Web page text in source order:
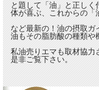
と題して「油」と正しく
体が喜ぶ、これからの「
など最新の！油の摂取ガ
油もその脂肪酸の種類や
私油売りエマも取材協力
是非ご覧下さい。